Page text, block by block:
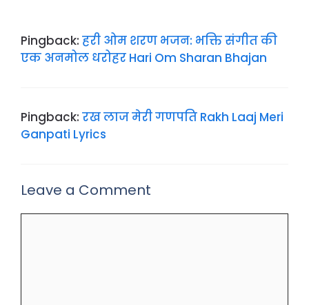
Pingback: हरी ओम शरण भजन: भक्ति संगीत की
एक अनमोल धरोहर Hari Om Sharan Bhajan
Pingback: रख लाज मेरी गणपति Rakh Laaj Meri
Ganpati Lyrics
Leave a Comment